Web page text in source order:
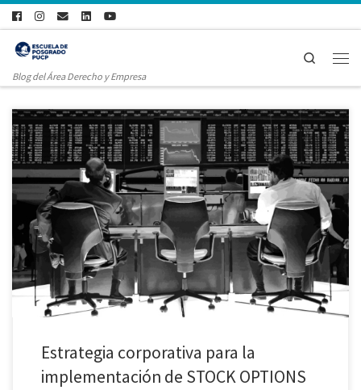
Blog del Área Derecho y Empresa
Search
Daniel Echaiz Moreno Magister en Derecho de la Empresa PUCP La doctrina
del corporate governance aconseja la adopción de medidas adecuadas
dentro del seno de la empresa para que todos los involucrados en ella vean
satisfechas sus expectativas, a partir de la generación de valor para la
propia empresa. Así, […]
Estrategia corporativa para la
implementación de STOCK OPTIONS